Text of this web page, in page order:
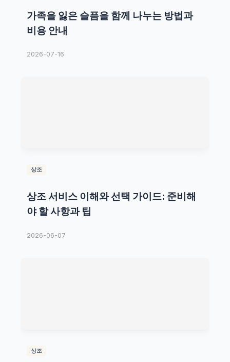
가족을 잃은 슬픔을 함께 나누는 방법과
비용 안내
2026-07-16
상조
상조 서비스 이해와 선택 가이드: 준비해
야 할 사항과 팁
2026-06-07
상조